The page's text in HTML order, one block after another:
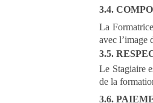
3.4.
La
avec l’image
3.5.
Le Stagiaire
de la
3.6.